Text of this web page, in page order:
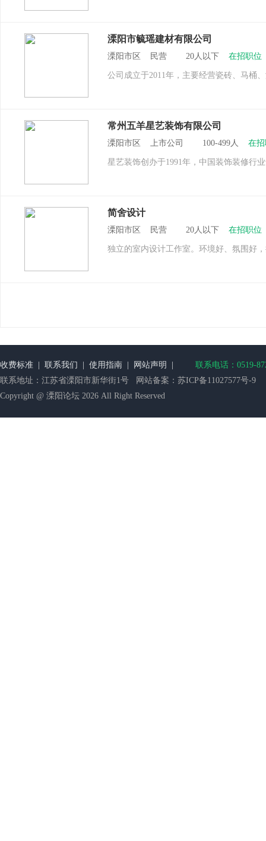
溧阳市毓瑶建材有限公司
溧阳市区 民营 20人以下 在招职位
公司成立于2011年，主要经营瓷砖、马桶
常州五羊星艺装饰有限公司
溧阳市区 上市公司 100-499人 在
星艺装饰创办于1991年，中国装饰装修行
简舍设计
溧阳市区 民营 20人以下 在招职位
独立的室内设计工作室。环境好、氛围好
收费标准 联系我们 使用指南 网站声明
联系电话：0519-
联系地址：江苏省溧阳市新华街1号 网站备案： 苏ICP备11027577号-9
Copyright @ 溧阳论坛 2026 All Right Reserved